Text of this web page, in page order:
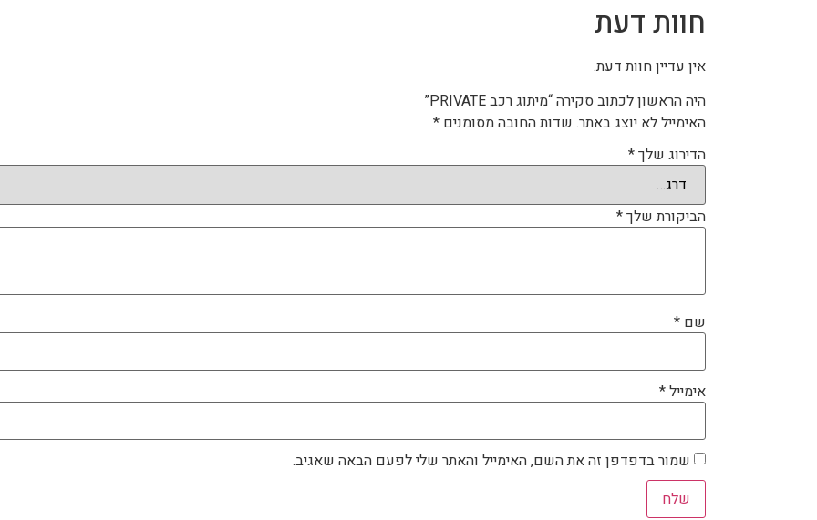
חוות דעת
אין עדיין חוות דעת.
היה הראשון לכתוב סקירה “מיתוג רכב PRIVATE”
האימייל לא יוצג באתר. שדות החובה מסומנים *
הדירוג שלך*
הביקורת שלך*
שם *
אימייל*
שמור בדפדפן זה את השם, האימייל והאתר שלי לפעם הבאה שאגיב.